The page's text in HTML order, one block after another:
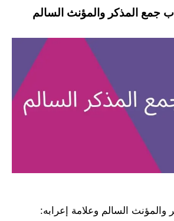
جمع المذكر والمؤنث السالم
والمؤنث السالم وعلامة إعرابه: